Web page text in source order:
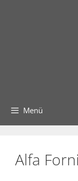
Menü
Alfa Forni